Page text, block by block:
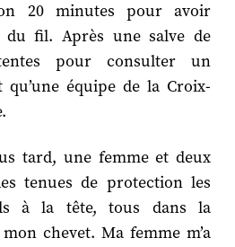
20 minutes pour avoir
du fil. Après une salve de
pour consulter un
qu’une équipe de la Croix-
tard, une femme et deux
tenues de protection les
à la tête, tous dans la
chevet. Ma femme m’a